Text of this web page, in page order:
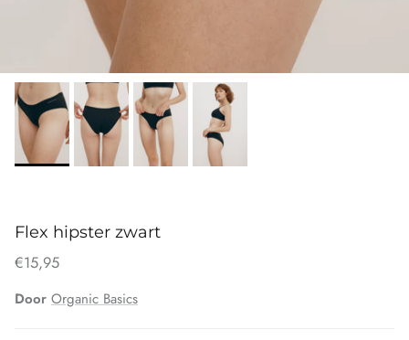
Flex hipster zwart
€15,95
Door Organic Basics